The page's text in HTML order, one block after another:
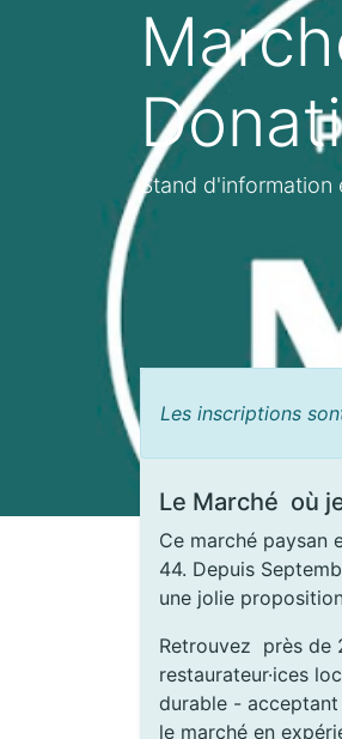
Stand
Les inscriptions
Le Marché où
Ce marché paysan
44. Depuis
une jolie
Retrouvez près de
restaurateur·ices
durable - acceptant
le marché en